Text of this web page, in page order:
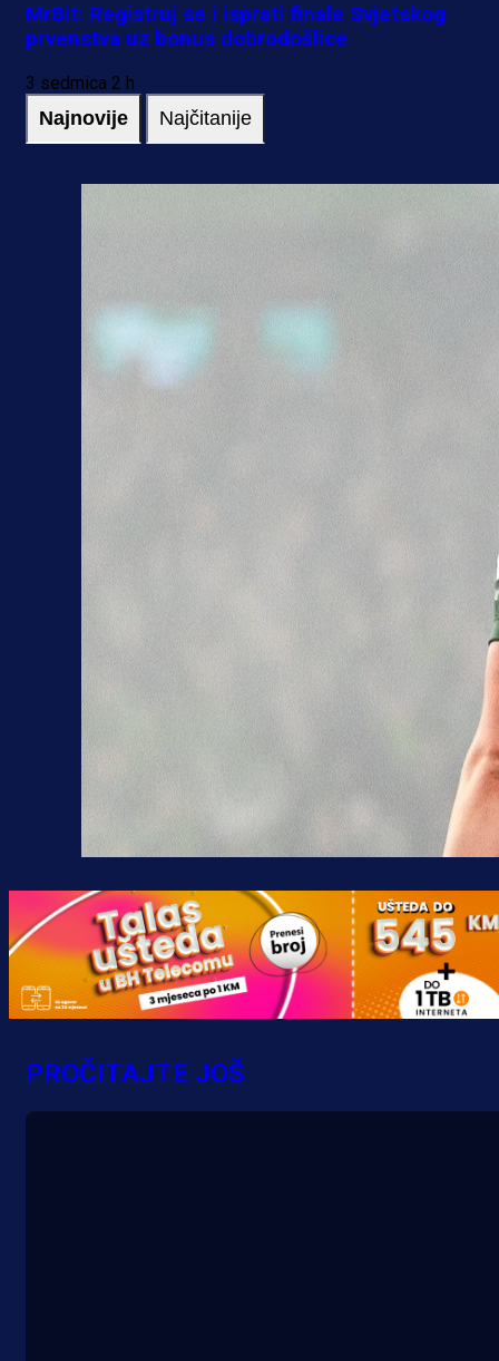
MrBit: Registruj se i isprati finale Svjetskog
prvenstva uz bonus dobrodošlice
3 sedmica 2 h
Najnovije Najčitanije
PROČITAJTE JOŠ